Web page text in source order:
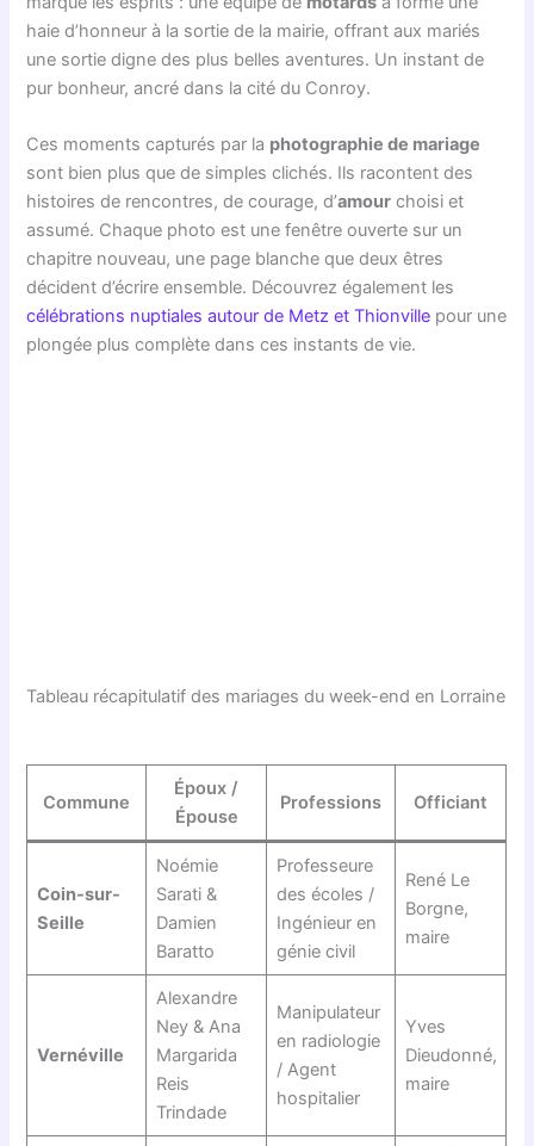
haie d’honneur à la sortie de la mairie, offrant aux mariés
une sortie digne des plus belles aventures. Un instant de
pur bonheur, ancré dans la cité du Conroy.
Ces moments capturés par la photographie de mariage
sont bien plus que de simples clichés. Ils racontent des
histoires de rencontres, de courage, d’amour choisi et
assumé. Chaque photo est une fenêtre ouverte sur un
chapitre nouveau, une page blanche que deux êtres
décident d’écrire ensemble. Découvrez également les
célébrations nuptiales autour de Metz et Thionville pour une
plongée plus complète dans ces instants de vie.
Tableau récapitulatif des mariages du week-end en Lorraine
Commune
Époux /
Épouse
Professions Officiant
Coin-sur-
Seille
Noémie
Sarati &
Damien
Baratto
Professeure
des écoles /
Ingénieur en
génie civil
René Le
Borgne,
maire
Vernéville
Alexandre
Ney & Ana
Margarida
Reis
Trindade
Manipulateur
en radiologie
/ Agent
hospitalier
Yves
Dieudonné,
maire